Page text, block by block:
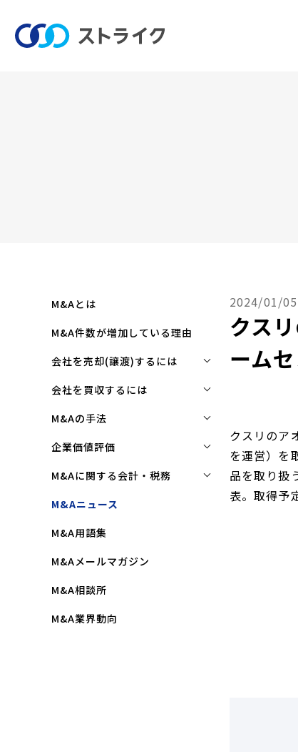
M&Aとは
M&A件数が増加している理由
会社を売却(譲渡)するには
会社を売却(譲渡)するには
M&Aで売れる会社の条件とは
M&Aで買い手はここを見る
会社を買収するには
会社を買収するには
企業買収を成功させるポイント
買収監査(デューディリジェン
ス)とは
クロージングと引継ぎ
企業買収の流れと手順
M&Aの手法
株式譲渡
第三者割当増資
資本業務提携
企業価値評価
企業価値評価(バリュエーショ
企業評価と売買価格の違い
中小企業M&Aにおける企業価値
ン)の算定方法
純資産法(コストアプローチ)
M&Aに関する会計・税務
株式譲渡にかかる税金(個人・
事業譲渡にかかる税金(個人・
法人)
M&Aにおける節税(役職退職金
スキーム)
赤字・債務超過会社の買収制限
M&Aニュース
M&A用語集
M&Aメールマガジン
M&A相談所
M&A業界動向
2024/01/05
クス
ーム
クスリのア
を運営）を
品を取り扱
表。取得予